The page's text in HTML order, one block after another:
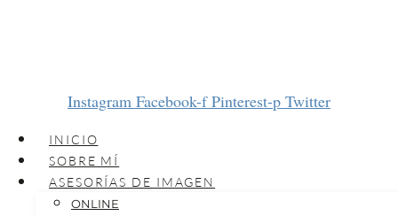
Instagram Facebook-f Pinterest-p Twitter
INICIO
SOBRE MÍ
ASESORÍAS DE IMAGEN
ONLINE